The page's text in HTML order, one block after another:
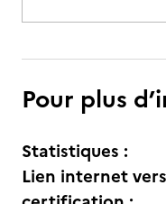
Pour plus
Statistiques :
Lien internet